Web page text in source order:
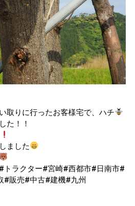
取りに行ったお客様宅で、ハチ
た！！
ました
トラクター#宮崎#西都市#日南市#
#販売#中古#建機#九州